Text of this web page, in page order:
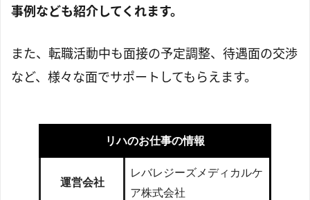
事例なども紹介してくれます。
また、転職活動中も面接の予定調整、待遇面の交渉
など、様々な面でサポートしてもらえます。
リハのお仕事の情報
運営会社
レバレジーズメディカルケ
ア株式会社